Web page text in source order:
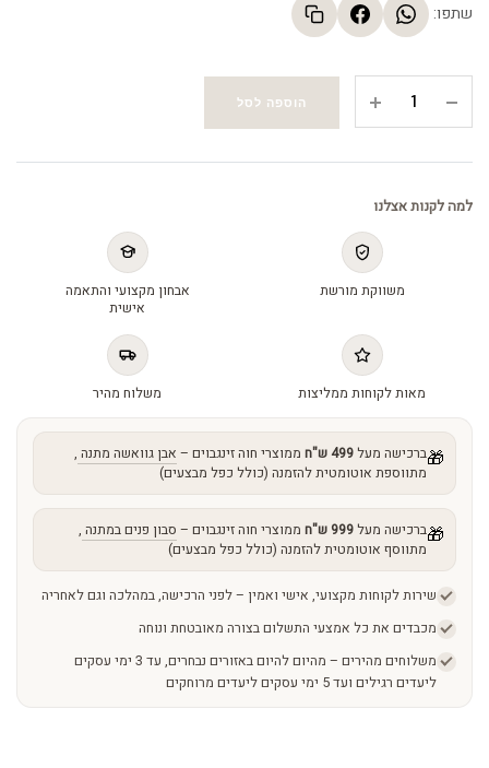
שתפו:
סרום
Prophecy
quantity
הוספה לסל
למה לקנות אצלנו
משווקת מורשת
אבחון מקצועי והתאמה
אישית
מאות לקוחות ממליצות משלוח מהיר
🎁ברכישה מעל499 ש"ח ממוצרי חוה זינגבוים – אבן גוואשה מתנה ,
מתווספת אוטומטית להזמנה (כולל כפל מבצעים)
🎁ברכישה מעל999 ש"ח ממוצרי חוה זינגבוים – סבון פנים במתנה ,
מתווסף אוטומטית להזמנה (כולל כפל מבצעים)
שירות לקוחות מקצועי, אישי ואמין – לפני הרכישה, במהלכה וגם לאחריה
מכבדים את כל אמצעי התשלום בצורה מאובטחת ונוחה
משלוחים מהירים – מהיום להיום באזורים נבחרים, עד 3 ימי עסקים
ליעדים רגילים ועד 5 ימי עסקים ליעדים מרוחקים